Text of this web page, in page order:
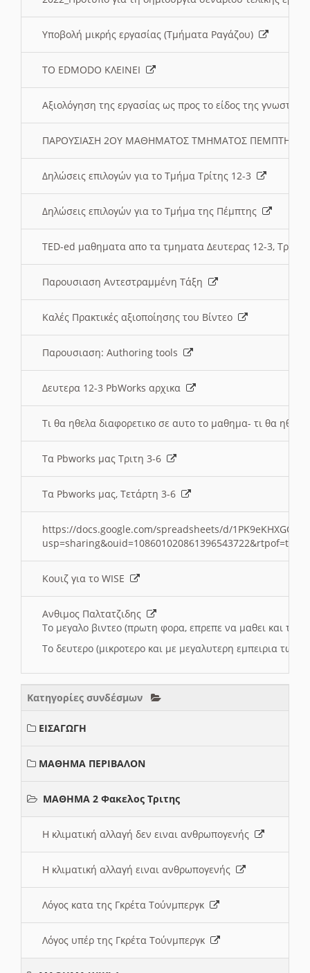
Υποβολή μικρής εργασίας (Τμήματα Ραγάζου)
ΤΟ EDMODO ΚΛΕΙΝΕΙ
Αξιολόγηση της εργασίας ως προς το είδος της
ΠΑΡΟΥΣΙΑΣΗ 2ΟΥ ΜΑΘΗΜΑΤΟΣ ΤΜΗΜΑΤΟΣ
Δηλώσεις επιλογών για το Τμήμα Τρίτης 12-3
Δηλώσεις επιλογών για το Τμήμα της Πέμπτης
TED-ed μαθηματα απο τα τμηματα Δευτερας 12-3,
Παρουσιαση Αντεστραμμένη Τάξη
Καλές Πρακτικές αξιοποίησης του Βίντεο
Παρουσιαση: Authoring tools
Δευτερα 12-3 PbWorks αρχικα
Τι θα ηθελα διαφορετικο σε αυτο το μαθημα- τι θα
Τα Pbworks μας Τριτη 3-6
Τα Pbworks μας, Τετάρτη 3-6
https://docs.google.com/spreadsheets/d/
Κουιζ για το WISE
Ανθιμος Παλτατζιδης
Το μεγαλο βιντεο (πρωτη φορα, επρεπε να μαθει και το
Το δευτερο (μικροτερο και με μεγαλυτερη εμπειρια
Κατηγορίες συνδέσμων
ΕΙΣΑΓΩΓΗ
ΜΑΘΗΜΑ ΠΕΡΙΒΑΛΟΝ
ΜΑΘΗΜΑ 2 Φακελος Τριτης
Η κλιματική αλλαγή δεν ειναι ανθρωπογενής
Η κλιματική αλλαγή ειναι ανθρωπογενής
Λόγος κατα της Γκρέτα Τούνμπεργκ
Λόγος υπέρ της Γκρέτα Τούνμπεργκ